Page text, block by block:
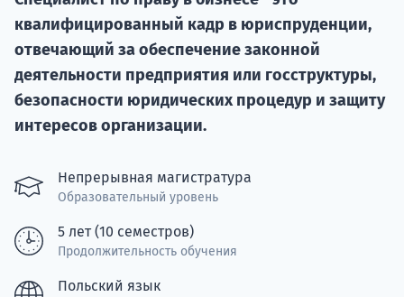
квалифицированный кадр в юриспруденции,
отвечающий за обеспечение законной
деятельности предприятия или госструктуры,
безопасности юридических процедур и защиту
интересов организации.
Непрерывная магистратура
Образовательный уровень
5 лет (10 семестров)
Продолжительность обучения
Польский язык